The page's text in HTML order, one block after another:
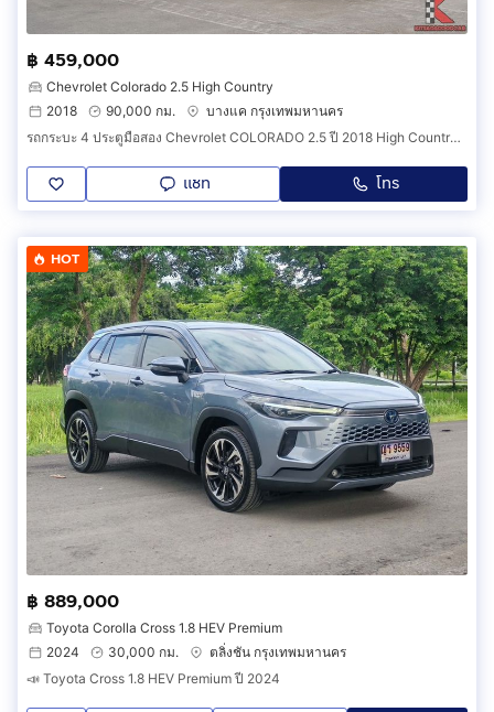
฿ 459,000
Chevrolet Colorado 2.5 High Country
2018
90,000 กม.
บางแค กรุงเทพมหานคร
รถกระบะ 4 ประตูมือสอง Chevrolet COLORADO 2.5 ปี 2018 High Country 4x4 ตัวท็อป เกียร์ออโต้ สภาพสวย ไม่เคยลุย (รหัสสินค้า AIHH)
แชท โทร
HOT
฿ 889,000
Toyota Corolla Cross 1.8 HEV Premium
2024
30,000 กม.
ตลิ่งชัน กรุงเทพมหานคร
📣 Toyota Cross 1.8 HEV Premium ปี 2024